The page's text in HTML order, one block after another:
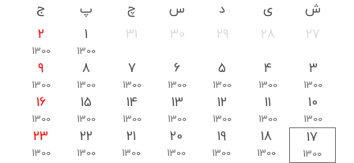
ش ی د س چ پ
ج
27
28
29
30
31
1
1300
2
1300
3
1300
4
1300
5
1300
6
1300
7
1300
8
1300
9
1300
10
1300
11
1300
12
1300
13
1300
14
1300
15
1300
16
1300
17
1300
18
1300
19
1300
20
1300
21
1300
22
1300
23
1300